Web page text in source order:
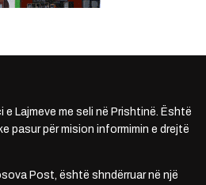
Lajmeve me seli në Prishtinë. Është
pasur për mision informimin e drejtë
Post, është shndërruar në një